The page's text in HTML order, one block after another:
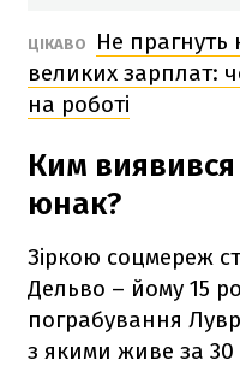
ЦІКАВО
Не прагнуть
великих зарплат:
на роботі
Ким
юнак?
Зіркою соцмереж
Дельво – йому 15
пограбування
з якими живе за 30